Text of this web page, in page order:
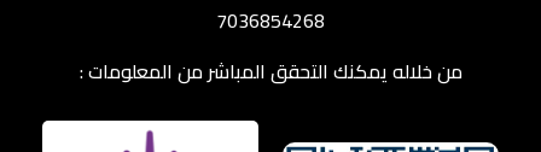
7036854268
من خلاله يمكنك التحقق المباشر من المعلومات :